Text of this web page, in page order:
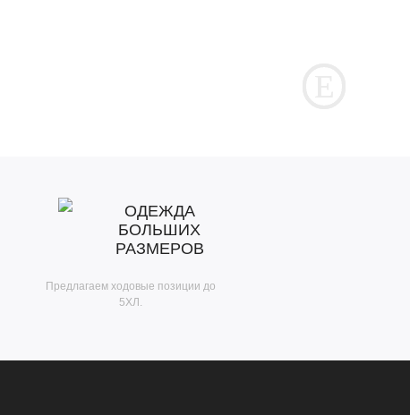
ОДЕЖДА
БОЛЬШИХ
РАЗМЕРОВ
Предлагаем ходовые позиции до
5ХЛ.